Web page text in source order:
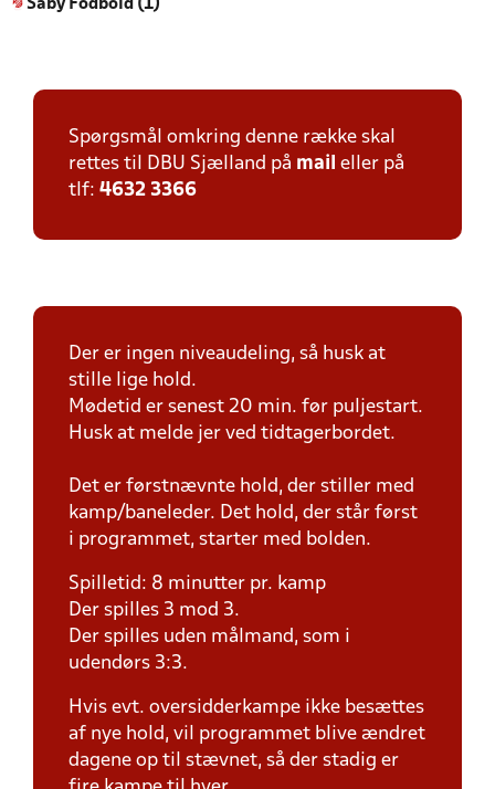
Såby Fodbold (1)
Spørgsmål omkring denne række skal
rettes til DBU Sjælland på mail eller på
tlf: 4632 3366
Der er ingen niveaudeling, så husk at
stille lige hold.
Mødetid er senest 20 min. før puljestart.
Husk at melde jer ved tidtagerbordet.
Det er førstnævnte hold, der stiller med
kamp/baneleder. Det hold, der står først
i programmet, starter med bolden.
Spilletid: 8 minutter pr. kamp
Der spilles 3 mod 3.
Der spilles uden målmand, som i
udendørs 3:3.
Hvis evt. oversidderkampe ikke besættes
af nye hold, vil programmet blive ændret
dagene op til stævnet, så der stadig er